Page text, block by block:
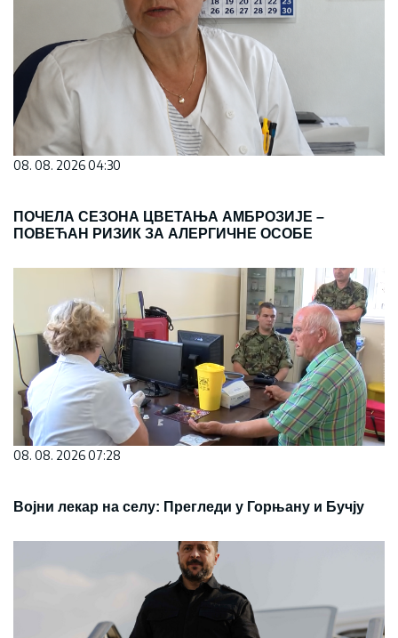
08. 08. 2026 04:30
ПОЧЕЛА СЕЗОНА ЦВЕТАЊА АМБРОЗИЈЕ –
ПОВЕЋАН РИЗИК ЗА АЛЕРГИЧНЕ ОСОБЕ
08. 08. 2026 07:28
Војни лекар на селу: Прегледи у Горњану и Бучју